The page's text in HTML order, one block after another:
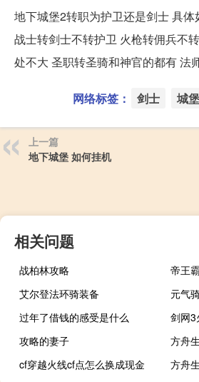
地下城堡2转职为护卫还是剑士 具体
战士转剑士不转护卫 火枪转佣兵不
处不大 圣职转圣骑和神官的都有 法
网络标签： 剑士 城堡
上一篇
地下城堡 如何挂机
相关问题
战柏林攻略
帝王
艾尔登法环骑装备
元气
过年了借钱的感受是什么
剑网3
攻略的妻子
方舟
cf穿越火线cf点怎么换成现金
方舟